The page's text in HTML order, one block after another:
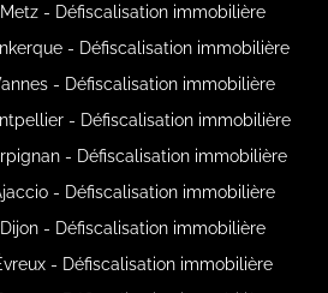
- Défiscalisation immobilière
- Défiscalisation immobilière
- Défiscalisation immobilière
- Défiscalisation immobilière
- Défiscalisation immobilière
- Défiscalisation immobilière
- Défiscalisation immobilière
- Défiscalisation immobilière